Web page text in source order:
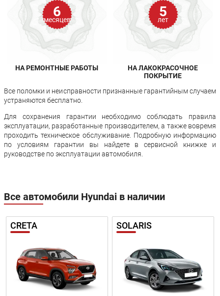
6
месяцев
НА РЕМОНТНЫЕ РАБОТЫ
5
лет
НА ЛАКОКРАСОЧНОЕ
ПОКРЫТИЕ
Все поломки и неисправности признанные гарантийным случаем
устраняются бесплатно.
Для сохранения гарантии необходимо соблюдать правила
эксплуатации, разработанные производителем, а также вовремя
проходить техническое обслуживание. Подробную информацию
по условиям гарантии вы найдете в сервисной книжке и
руководстве по эксплуатации автомобиля.
Все автомобили Hyundai в наличии
CRETA SOLARIS